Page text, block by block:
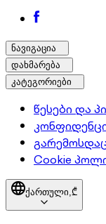
ნავიგაცია
დახმარება
კატეგორიები
წესები და
Cookie
ქართული, ₾